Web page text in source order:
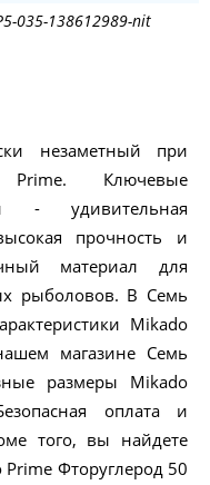
035-138612989-nit
незаметный при
Prime. Ключевые
- удивительная
прочность и
материал для
рыболовов. В Семь
Mikado
магазине Семь
размеры Mikado
оплата и
того, вы найдете
Фторуглерод 50